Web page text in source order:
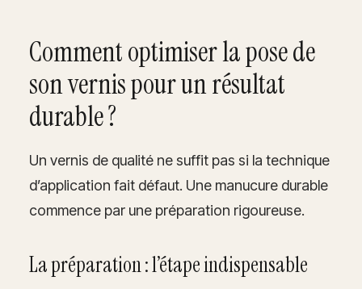
Comment optimiser la pose de
son vernis pour un résultat
durable ?
Un vernis de qualité ne suffit pas si la technique
d’application fait défaut. Une manucure durable
commence par une préparation rigoureuse.
La préparation : l’étape indispensable